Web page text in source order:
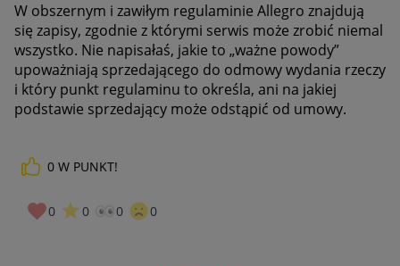
W obszernym i zawiłym regulaminie Allegro znajdują
się zapisy, zgodnie z którymi serwis może zrobić niemal
wszystko. Nie napisałaś, jakie to „ważne powody”
upoważniają sprzedającego do odmowy wydania rzeczy
i który punkt regulaminu to określa, ani na jakiej
podstawie sprzedający może odstąpić od umowy.
0 W PUNKT!
0 0 0 0